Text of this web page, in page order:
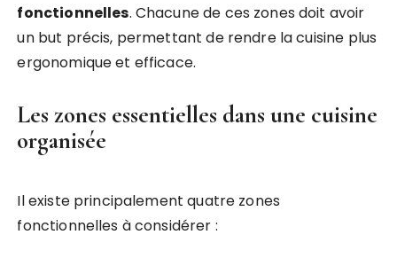
fonctionnelles. Chacune de ces zones doit avoir
un but précis, permettant de rendre la cuisine plus
ergonomique et efficace.
Les zones essentielles dans une cuisine
organisée
Il existe principalement quatre zones
fonctionnelles à considérer :